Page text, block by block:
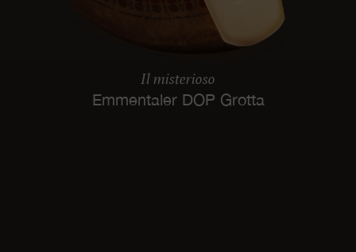
Il misterioso
Emmentaler DOP Grotta